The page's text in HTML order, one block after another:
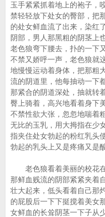
玉手紧紧抓着地上的袍子，
禁轻轻放下处女的臀部，把
的处女鲜血流了出来，染红
阴部，男人那黑粗的阴茎上
老色狼弯下腰去，扑的一下
不禁又娇呼一声，老色狼就
地慢慢运动着身体，把那粗
流的阴道里，他每抽动一下
那紧合的阴道深处，抽就转
臀上骑着，高兴地看着身下
不禁性欲大张，忽忽地喘着
无比的玉乳，用大拇指在少
指夹住处女勃起的粉红乳头
勃起的乳头上又是疼痛又是
老色狼看着美丽的校花在
那鲜血贱流的阴部紧紧夹着
壮大起来，低头看着自己那
的屁股后一下下挺搅着美女
女鲜血的长耸阴茎一下子从